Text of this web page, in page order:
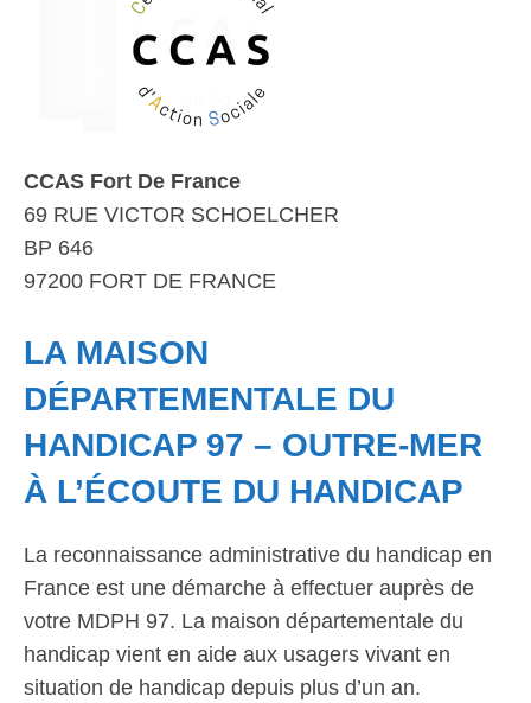
CCAS Fort De France
69 RUE VICTOR SCHOELCHER
BP 646
97200 FORT DE FRANCE
LA MAISON
DÉPARTEMENTALE DU
HANDICAP 97 – OUTRE-MER
À L’ÉCOUTE DU HANDICAP
La reconnaissance administrative du handicap en
France est une démarche à effectuer auprès de
votre MDPH 97. La maison départementale du
handicap vient en aide aux usagers vivant en
situation de handicap depuis plus d’un an.